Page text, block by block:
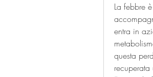
La febbre
entra in
questa